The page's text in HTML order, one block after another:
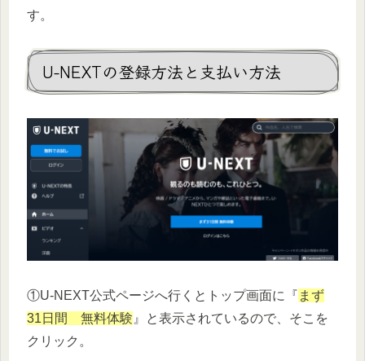
す。
U-NEXTの登録方法と支払い方法
①U-NEXT公式ページへ行くとトップ画面に『 まず
31日間 無料体験 』と表示されているので、そこを
クリック。